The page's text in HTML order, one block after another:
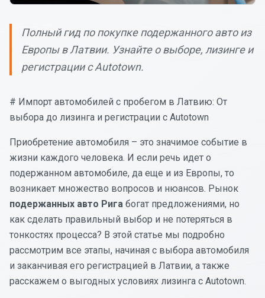
Полный гид по покупке подержанного авто из
Европы в Латвии. Узнайте о выборе, лизинге и
регистрации с Autotown.
# Импорт автомобилей с пробегом в Латвию: От
выбора до лизинга и регистрации с Autotown
Приобретение автомобиля – это значимое событие в
жизни каждого человека. И если речь идет о
подержанном автомобиле, да еще и из Европы, то
возникает множество вопросов и нюансов. Рынок
подержанных авто Рига богат предложениями, но
как сделать правильный выбор и не потеряться в
тонкостях процесса? В этой статье мы подробно
рассмотрим все этапы, начиная с выбора автомобиля
и заканчивая его регистрацией в Латвии, а также
расскажем о выгодных условиях лизинга с Autotown.